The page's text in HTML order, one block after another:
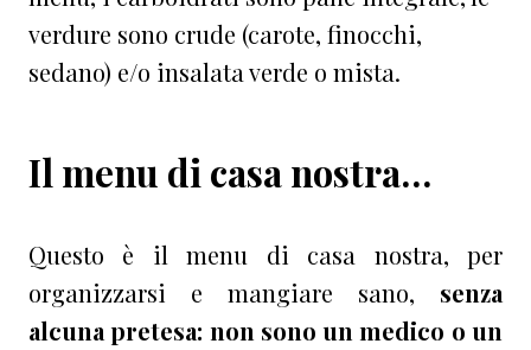
verdure sono crude (carote, finocchi,
sedano) e/o insalata verde o mista.
Il menu di casa nostra…
Questo è il menu di casa nostra, per
organizzarsi e mangiare sano, senza
alcuna pretesa: non sono un medico o un